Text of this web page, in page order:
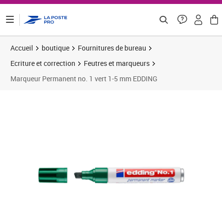
Accueil boutique
Fournitures de bureau
Ecriture et correction
Feutres et marqueurs
Marqueur Permanent no. 1 vert 1-5 mm EDDING